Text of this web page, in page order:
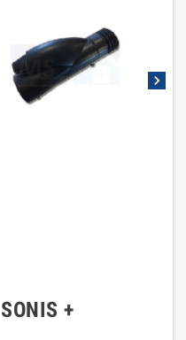
chevron_right
+